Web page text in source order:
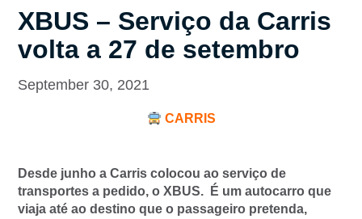
XBUS – Serviço da Carris
volta a 27 de setembro
September 30, 2021
CARRIS
Desde junho a Carris colocou ao serviço de
transportes a pedido, o XBUS. É um autocarro que
viaja até ao destino que o passageiro pretenda,